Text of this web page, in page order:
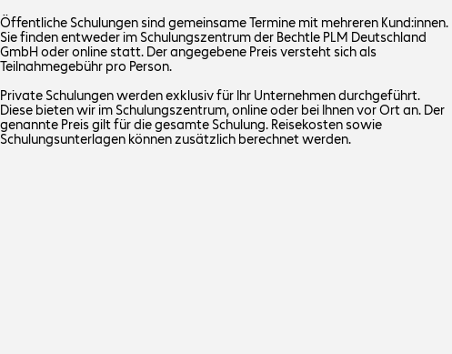
Öffentliche Schulungen sind gemeinsame Termine mit mehreren Kund:innen.
Sie finden entweder im Schulungszentrum der Bechtle PLM Deutschland
GmbH oder online statt. Der angegebene Preis versteht sich als
Teilnahmegebühr pro Person.
Private Schulungen werden exklusiv für Ihr Unternehmen durchgeführt.
Diese bieten wir im Schulungszentrum, online oder bei Ihnen vor Ort an. Der
genannte Preis gilt für die gesamte Schulung. Reisekosten sowie
Schulungsunterlagen können zusätzlich berechnet werden.